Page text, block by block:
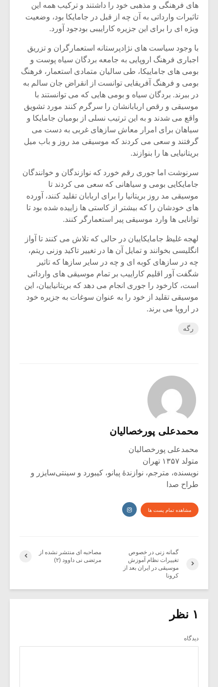
های فرهنگی و مذهبی خود را داشتند و ترکیب همه این
تاثیرات وارداتی به آن چه از قبل در جامایکا بود، وضعیت
ویژه ای را برای این جزیره کاراییبی بودجود آورد.
با وجود سیاست های نژادپرستانه استعمارگران و تزریق
اجباری فرهنگ اروپایی به جامعه بردگان سیاه پوست و
بومی های جاماییکا، طی سالیان متمادی استعمار، فرهنگ
بومی و فرهنگ آفریقایی توانست از انقراض جان سالم به
در ببرند. بردگان سیاه و بومی هایی که می توانستند با
موسیقی و رقص اربابانشان را سرگرم کنند مورد تشویق
واقع می شدند و به این ترتیب نسلی از بومیان جامایکا و
سیاهان برای امرار معاش سازهای غربی به دست می
گرفتند و سعی می کردند که موسیقی مد روز و باب میل
بریتانیایی ها را بنوازند.
سرنوشت اما جوری رقم خورد که نوازندگان و خوانندگان
جامایکایی بومی و سیاهانی که سعی می کردند تا
موسیقی مد روز بریتانیا را برای اربابان تقلید کنند، آورده
های خودشان را که بیشتر از کاستی ها زاییده شده بود تا
توانایی ها وارد موسیقی پیر استعمارگر کنند.
لهجه غلیظ جامایکاییان در حالی که تلاش می کنند تا آواز
انگلیسی بخوانند و تمایل آن ها در تغییر تاکید وزنی ریتم،
چه در سازهای کوبه ای و چه در سایر سازها که تاثیر
شگفت آور اقلیم کاراییب بر تمام موسیقی های وارداتی
است، کارخود را جوری انجام می دهد که بریتانیاییان، این
موسیقی تقلید از خود را به عنوان سوغات به جزیره خود
در اروپا می برند.
رگه
محمدعلی پورخصالیان
محمدعلی پورخصالیان
متولد ۱۳۵۷ تهران
نویسنده، مترجم، نوازندۀ پیانو، کیبورد و سینتی‌سایزر و
طراح صدا
مشاهده تمام پست ها
مصاحبه ای منتشر نشده از
مرتضی نی داوود (۲)
گمانه زنی در خصوص
تغییرات نظام آموزش
موسیقی در ایران بعد از
کرونا
۱ نظر
دیدگاه
یادداشتی بر موسیقی
متن فیلم «متری
شیش و نیم»
اگر نمی توانی
مشهورترین باشی،
بدنام ترین باش
سکانسی
موسیقی